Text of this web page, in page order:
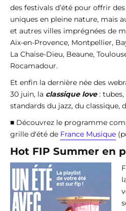
des festivals d’été pour offrir
uniques en pleine nature, mais
et autres villes imprégnées de
Aix-en-Provence, Montpellier,
La Chaise-Dieu, Beaune,
Rocamadour.
Et enfin la dernière née des
30 juin, la classique love: tubes,
standards du jazz, du classique,
■ Découvrez le programme
grille d'été de France Musique
Hot FIP Summer en